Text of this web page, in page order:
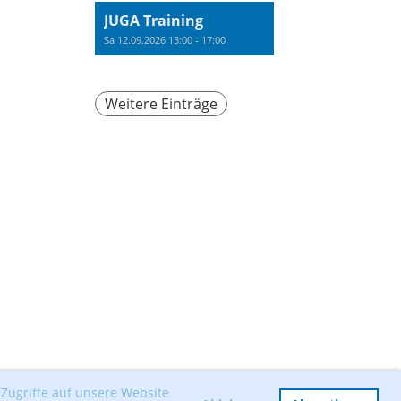
auf unsere Website
JUGA Training
Sa 12.09.2026 13:00 - 17:00
Weitere Einträge